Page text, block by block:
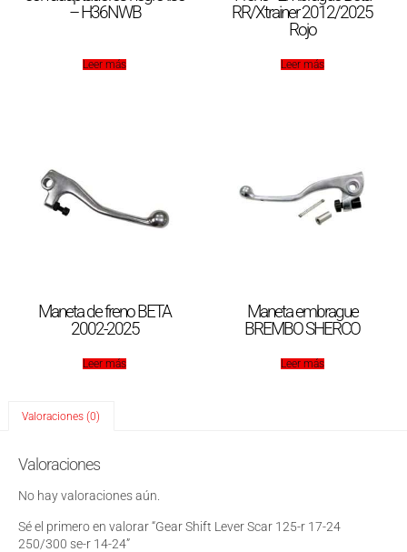
– H36NWB
Leer más
RR/Xtrainer 2012/2025
Rojo
Leer más
Maneta de freno BETA
2002-2025
Leer más
Maneta embrague
BREMBO SHERCO
Leer más
Valoraciones (0)
Valoraciones
No hay valoraciones aún.
Sé el primero en valorar “Gear Shift Lever Scar 125-r 17-24
250/300 se-r 14-24”